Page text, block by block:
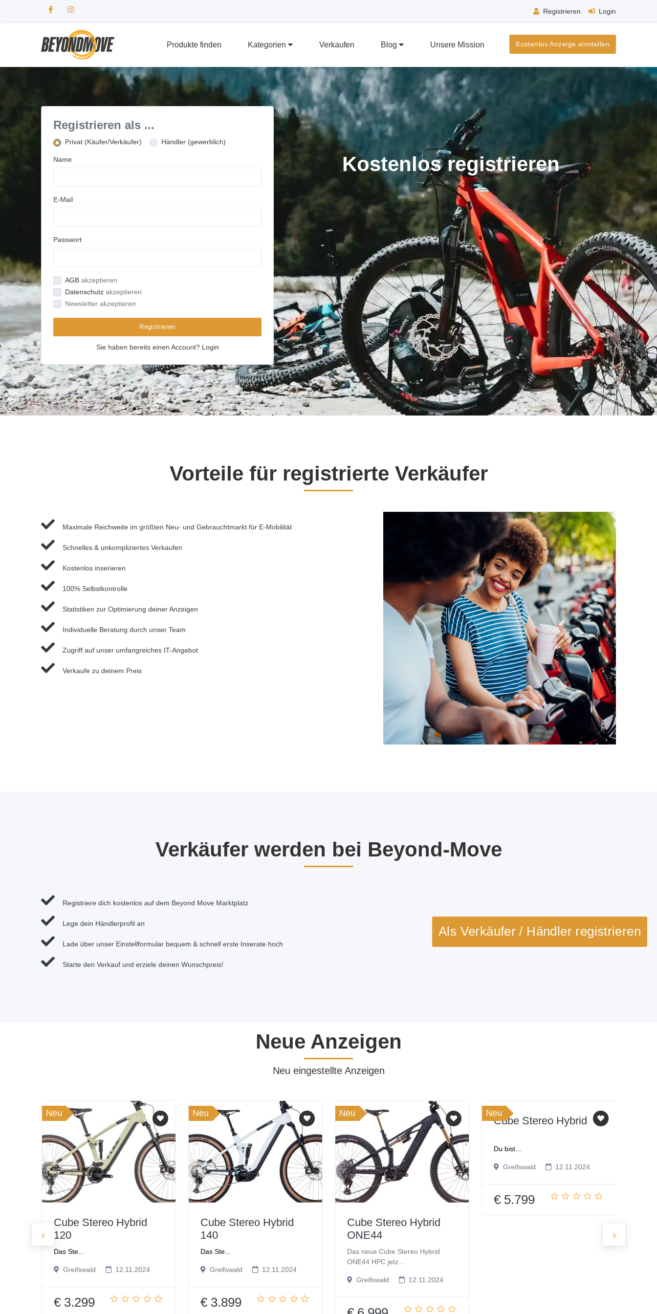
Registrieren Login
Produkte finden Kategorien Verkaufen Blog Unsere Mission Kostenlos Anzeige einstellen
Registrieren als ...
Privat (Käufer/Verkäufer) Händler (gewerblich)
Name
E-Mail
Passwort
AGB akzeptieren
Datenschutz akzeptieren
Newsletter akzeptieren
Registrieren
Sie haben bereits einen Account? Login
Kostenlos registrieren
Vorteile für registrierte Verkäufer
Maximale Reichweite im größten Neu- und Gebrauchtmarkt für E-Mobilität
Schnelles & unkompliziertes Verkaufen
Kostenlos inserieren
100% Selbstkontrolle
Statistiken zur Optimierung deiner Anzeigen
Individuelle Beratung durch unser Team
Zugriff auf unser umfangreiches IT-Angebot
Verkaufe zu deinem Preis
Verkäufer werden bei Beyond-Move
Registriere dich kostenlos auf dem Beyond Move Marktplatz
Lege dein Händlerprofil an
Lade über unser Einstellformular bequem & schnell erste Inserate hoch
Starte den Verkauf und erziele deinen Wunschpreis!
Als Verkäufer / Händler registrieren
Neue Anzeigen
Neu eingestellte Anzeigen
Neu
Cube Stereo Hybrid
120
Das Ste...
Greifswald 12.11.2024
€ 3.299
Neu
Cube Stereo Hybrid
140
Das Ste...
Greifswald 12.11.2024
€ 3.899
Neu
Cube Stereo Hybrid
ONE44
Das neue Cube Stereo Hybrid
ONE44 HPC jetz...
Greifswald 12.11.2024
Neu
Cube Stereo Hybrid
Du bist...
Greifswald 12.11.2024
€ 5.799
‹ ›